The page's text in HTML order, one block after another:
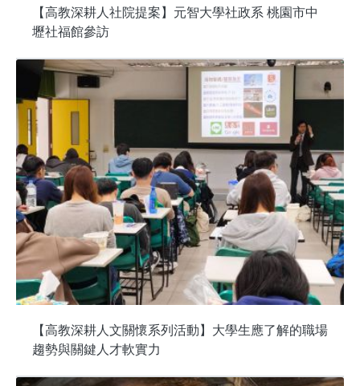
【高教深耕人社院提案】元智大學社政系 桃園市中
壢社福館參訪
【高教深耕人文關懷系列活動】大學生應了解的職場
趨勢與關鍵人才軟實力